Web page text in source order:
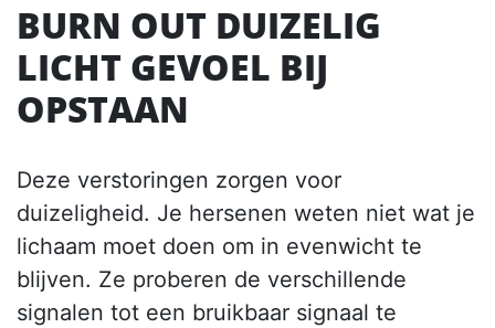
BURN OUT DUIZELIG
LICHT GEVOEL BIJ
OPSTAAN
Deze verstoringen zorgen voor
duizeligheid. Je hersenen weten niet wat je
lichaam moet doen om in evenwicht te
blijven. Ze proberen de verschillende
signalen tot een bruikbaar signaal te